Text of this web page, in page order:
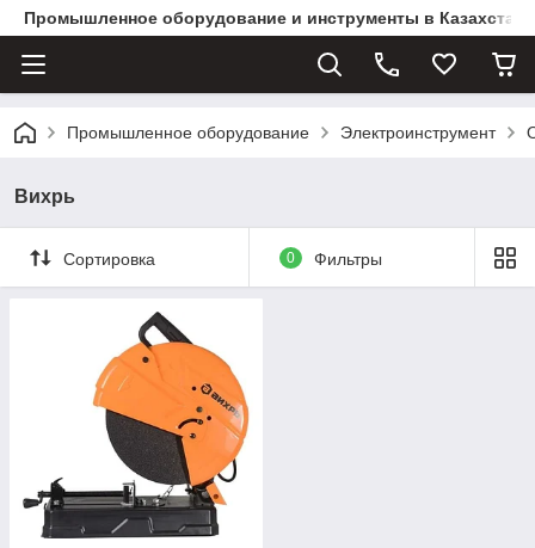
Промышленное оборудование и инструменты в
Промышленное оборудование Электроинструмент
Вихрь
Сортировка 0 Фильтры